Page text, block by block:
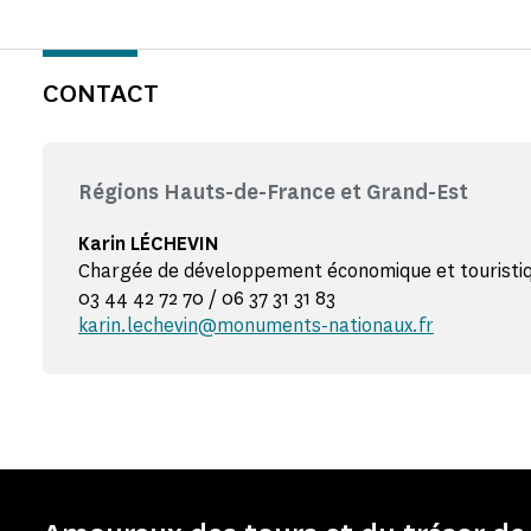
CONTACT
Régions Hauts-de-France et Grand-Est
Karin LÉCHEVIN
Chargée de développement économique et
03 44 42 72 70 / 06 37 31 31 83
karin.lechevin@monuments-nationaux.fr